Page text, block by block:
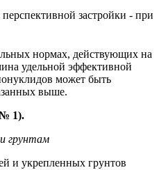
застройки - при
нормах, действующих на
удельной эффективной
может быть
выше.
1).
грунтам
и укрепленных грунтов